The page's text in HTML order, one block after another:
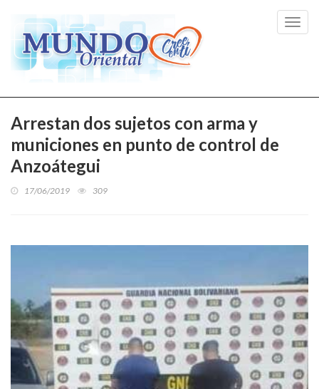
Arrestan dos sujetos con arma y
municiones en punto de control de
Anzoátegui
17/06/2019 309